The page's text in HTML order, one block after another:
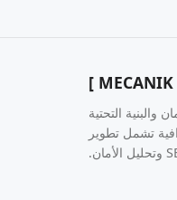
التحتية
تشمل تطوير